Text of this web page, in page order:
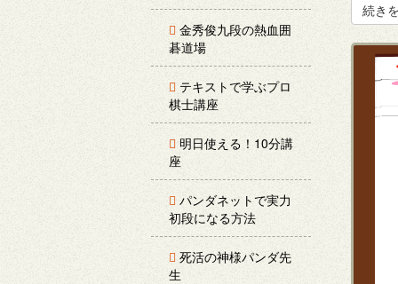
金秀俊九段の熱血囲
碁道場
テキストで学ぶプロ
棋士講座
明日使える！10分講
座
パンダネットで実力
初段になる方法
死活の神様パンダ先
生
続き